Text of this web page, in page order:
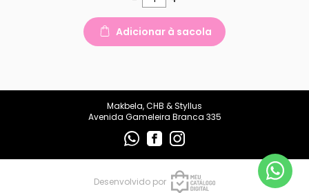
Adicionar à sacola
Makbela, CHB & Styllus
Avenida Gameleira Branca 335
Desenvolvido por